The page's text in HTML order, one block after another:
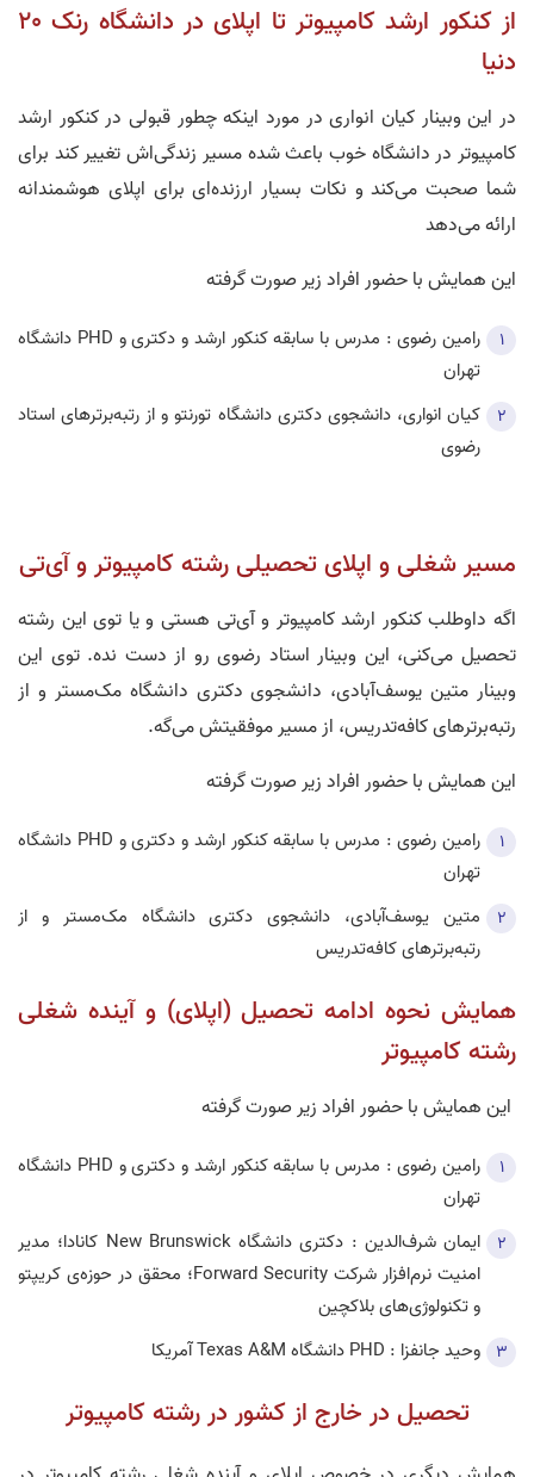
از کنکور ارشد کامپیوتر تا اپلای در دانشگاه رنک 20
دنیا
در این وبینار کیان انواری در مورد اینکه چطور قبولی در کنکور ارشد
کامپیوتر در دانشگاه خوب باعث شده مسیر زندگی‌اش تغییر کند برای
شما صحبت می‌کند و نکات بسیار ارزنده‌ای برای اپلای هوشمندانه
ارائه می‌دهد
این همایش با حضور افراد زیر صورت گرفته
رامين رضوی : مدرس با سابقه کنکور ارشد و دکتری و PHD دانشگاه
تهران
کیان انواری، دانشجوی دکتری دانشگاه تورنتو و از رتبه‌برترهای استاد
رضوی
مسیر شغلی و اپلای تحصیلی رشته کامپیوتر و آی‌تی
اگه داوطلب کنکور ارشد کامپیوتر و آی‌تی هستی و یا توی این رشته
تحصیل می‌کنی، این وبینار استاد رضوی رو از دست نده. توی این
وبینار متین یوسف‌آبادی، دانشجوی دکتری دانشگاه مک‌مستر و از
رتبه‌برترهای کافه‌تدریس، از مسیر موفقیتش می‌گه.
این همایش با حضور افراد زیر صورت گرفته
رامين رضوی : مدرس با سابقه کنکور ارشد و دکتری و PHD دانشگاه
تهران
متین یوسف‌آبادی، دانشجوی دکتری دانشگاه مک‌مستر و از
رتبه‌برترهای کافه‌تدریس
همایش نحوه ادامه تحصیل (اپلای) و آینده شغلی
رشته کامپیوتر
این همایش با حضور افراد زیر صورت گرفته
رامين رضوی : مدرس با سابقه کنکور ارشد و دکتری و PHD دانشگاه
تهران
ایمان شرف‌الدین : دکتری دانشگاه New Brunswick کانادا؛ مدیر
امنیت نرم‌افزار شرکت Forward Security؛ محقق در حوزه‌ی کریپتو
و تکنولوژی‌های بلاکچین
وحید جانفزا : PHD دانشگاه Texas A&M آمریکا
تحصیل در خارج از کشور در رشته کامپیوتر